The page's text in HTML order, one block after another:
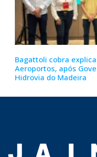
Bagattoli cobra
Aeroportos, após
Hidrovia do Madeira